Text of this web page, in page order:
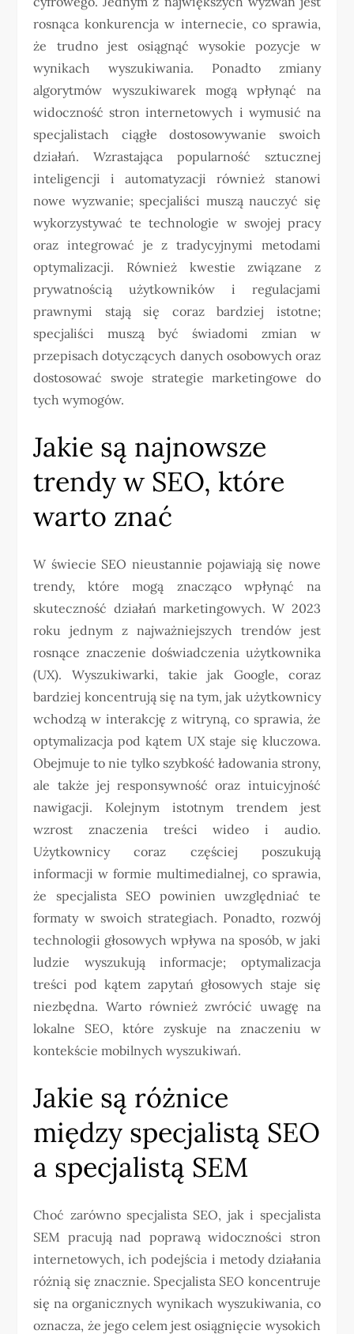
rosnąca konkurencja w internecie, co sprawia,
że trudno jest osiągnąć wysokie pozycje w
wynikach wyszukiwania. Ponadto zmiany
algorytmów wyszukiwarek mogą wpłynąć na
widoczność stron internetowych i wymusić na
specjalistach ciągłe dostosowywanie swoich
działań. Wzrastająca popularność sztucznej
inteligencji i automatyzacji również stanowi
nowe wyzwanie; specjaliści muszą nauczyć się
wykorzystywać te technologie w swojej pracy
oraz integrować je z tradycyjnymi metodami
optymalizacji. Również kwestie związane z
prywatnością użytkowników i regulacjami
prawnymi stają się coraz bardziej istotne;
specjaliści muszą być świadomi zmian w
przepisach dotyczących danych osobowych oraz
dostosować swoje strategie marketingowe do
tych wymogów.
Jakie są najnowsze
trendy w SEO, które
warto znać
W świecie SEO nieustannie pojawiają się nowe
trendy, które mogą znacząco wpłynąć na
skuteczność działań marketingowych. W 2023
roku jednym z najważniejszych trendów jest
rosnące znaczenie doświadczenia użytkownika
(UX). Wyszukiwarki, takie jak Google, coraz
bardziej koncentrują się na tym, jak użytkownicy
wchodzą w interakcję z witryną, co sprawia, że
optymalizacja pod kątem UX staje się kluczowa.
Obejmuje to nie tylko szybkość ładowania strony,
ale także jej responsywność oraz intuicyjność
nawigacji. Kolejnym istotnym trendem jest
wzrost znaczenia treści wideo i audio.
Użytkownicy coraz częściej poszukują
informacji w formie multimedialnej, co sprawia,
że specjalista SEO powinien uwzględniać te
formaty w swoich strategiach. Ponadto, rozwój
technologii głosowych wpływa na sposób, w jaki
ludzie wyszukują informacje; optymalizacja
treści pod kątem zapytań głosowych staje się
niezbędna. Warto również zwrócić uwagę na
lokalne SEO, które zyskuje na znaczeniu w
kontekście mobilnych wyszukiwań.
Jakie są różnice
między specjalistą SEO
a specjalistą SEM
Choć zarówno specjalista SEO, jak i specjalista
SEM pracują nad poprawą widoczności stron
internetowych, ich podejścia i metody działania
różnią się znacznie. Specjalista SEO koncentruje
się na organicznych wynikach wyszukiwania, co
oznacza, że jego celem jest osiągnięcie wysokich